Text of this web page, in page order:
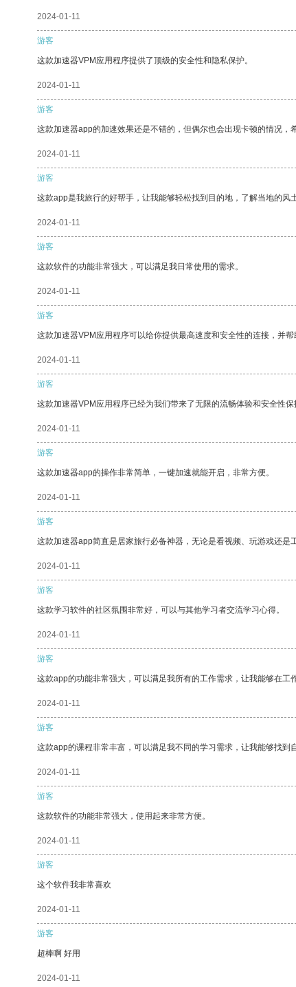
2024-01-11
游客
这款加速器VPM应用程序提供了顶级的安全性和隐私保护。
2024-01-11
游客
这款加速器app的加速效果还是不错的，但偶尔也会出现卡顿的情况，
2024-01-11
游客
这款app是我旅行的好帮手，让我能够轻松找到目的地，了解当地的风
2024-01-11
游客
这款软件的功能非常强大，可以满足我日常使用的需求。
2024-01-11
游客
这款加速器VPM应用程序可以给你提供最高速度和安全性的连接，并帮
2024-01-11
游客
这款加速器VPM应用程序已经为我们带来了无限的流畅体验和安全性保
2024-01-11
游客
这款加速器app的操作非常简单，一键加速就能开启，非常方便。
2024-01-11
游客
这款加速器app简直是居家旅行必备神器，无论是看视频、玩游戏还
2024-01-11
游客
这款学习软件的社区氛围非常好，可以与其他学习者交流学习心得。
2024-01-11
游客
这款app的功能非常强大，可以满足我所有的工作需求，让我能够在工
2024-01-11
游客
这款app的课程非常丰富，可以满足我不同的学习需求，让我能够找到
2024-01-11
游客
这款软件的功能非常强大，使用起来非常方便。
2024-01-11
游客
这个软件我非常喜欢
2024-01-11
游客
超棒啊 好用
2024-01-11